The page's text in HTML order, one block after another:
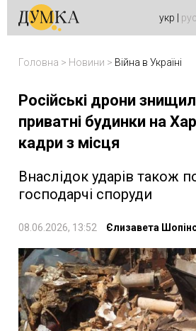
укр рус
Головна > Новини > Війна в Україні
Російські дрони
приватні будинки на
кадри з місця
Внаслідок ударів також
господарчі споруди
08.06.2026, 13:52 Єлизавета